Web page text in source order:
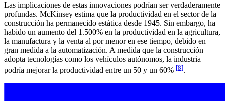
Las implicaciones de estas innovaciones podrían ser verdaderamente
profundas. McKinsey estima que la productividad en el sector de la
construcción ha permanecido estática desde 1945. Sin embargo, ha
habido un aumento del 1.500% en la productividad en la agricultura,
la manufactura y la venta al por menor en ese tiempo, debido en
gran medida a la automatización. A medida que la construcción
adopta tecnologías como los vehículos autónomos, la industria
podría mejorar la productividad entre un 50 y un 60% [8].